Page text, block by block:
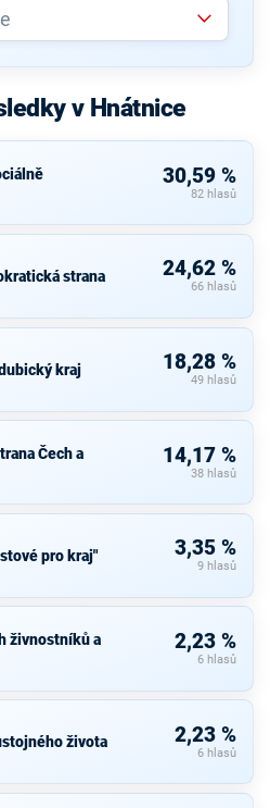
v Hnátnice
30,59 %
82 hlasů
strana 24,62 %
66 hlasů
kraj 18,28 %
49 hlasů
Čech a
14,17 %
38 hlasů
pro kraj" 3,35 %
9 hlasů
živnostníků a
2,23 %
6 hlasů
života 2,23 %
6 hlasů